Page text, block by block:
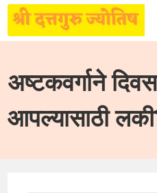
content
अष्टकवर्गाने
आपल्यासाठी